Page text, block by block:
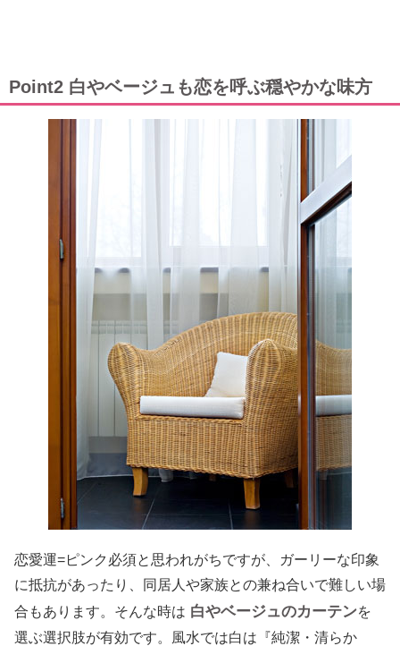
Point2 白やベージュも恋を呼ぶ穏やかな味方
恋愛運=ピンク必須と思われがちですが、ガーリーな印象
に抵抗があったり、同居人や家族との兼ね合いで難しい場
合もあります。そんな時は 白やベージュのカーテンを
選ぶ選択肢が有効です。風水では白は『純潔・清らか